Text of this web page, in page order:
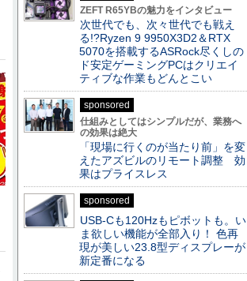
ZEFT R65YBの魅力をインタビュー
次世代でも、次々世代でも戦え
る!?Ryzen 9 9950X3D2＆RTX
5070を搭載するASRock尽くしの
ド安定ゲーミングPCはクリエイ
ティブな作業もどんとこい
sponsored
仕組みとしてはシンプルだが、業務へ
の効果は絶大
「現場に行くのが当たり前」を変
えたアズビルのリモート調整 効
果はプライスレス
sponsored
USB-Cも120Hzもピボットも。い
ま欲しい機能が全部入り！ 色再
現が美しい23.8型ディスプレーが
新定番になる